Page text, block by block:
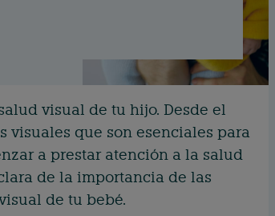
visual de tu hijo. Desde el
que son esenciales para
a prestar atención a la salud
de la importancia de las
de tu bebé.